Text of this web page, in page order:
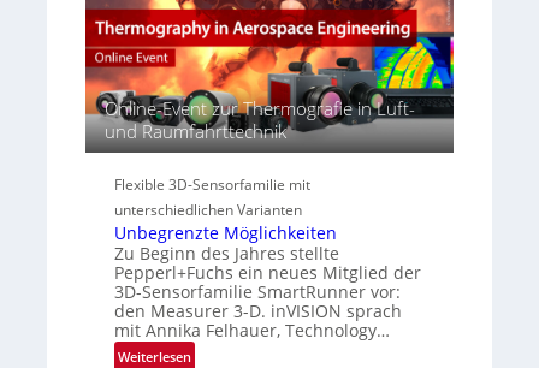
s
S
e
r
i
e
-
B
-
R
u
n
d
e
E
A
-
R
e
g
i
n
s
p
e
c
t
r
e
w
s
‘
Online-Event zur Thermografie in Luft-
und Raumfahrttechnik
Flexible 3D-Sensorfamilie mit
unterschiedlichen Varianten
Unbegrenzte Möglichkeiten
Zu Beginn des Jahres stellte
Pepperl+Fuchs ein neues Mitglied der
3D-Sensorfamilie SmartRunner vor:
den Measurer 3-D. inVISION sprach
mit Annika Felhauer, Technology…
Weiterlesen: